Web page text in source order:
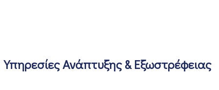
Υπηρεσίες Ανάπτυξης & Εξωστρέφειας